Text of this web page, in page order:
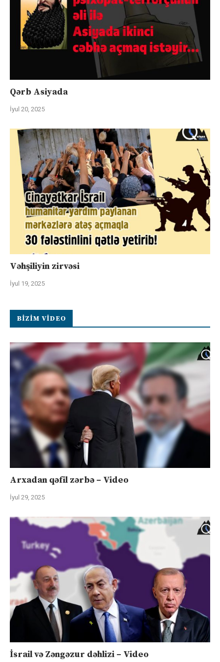
Qərb Asiyada
İyul 20, 2025
Vəhşiliyin zirvəsi
İyul 19, 2025
BIZIM VIDEO
Arxadan qəfil zərbə – Video
İyul 29, 2025
İsrail və Zəngəzur dəhlizi – Video